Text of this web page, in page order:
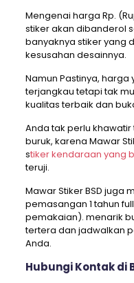
Mengenai harga Rp.
stiker akan dibanderol
banyaknya stiker yang
kesusahan desainnya.
Namun Pastinya,
terjangkau tetapi tak
kualitas terbaik dan
Anda tak perlu
buruk, karena Mawar
stiker kendaraan yang
teruji.
Mawar Stiker BSD juga
pemasangan 1 tahun
pemakaian). menarik
tertera dan jadwalkan
Anda.
Hubungi Kontak di